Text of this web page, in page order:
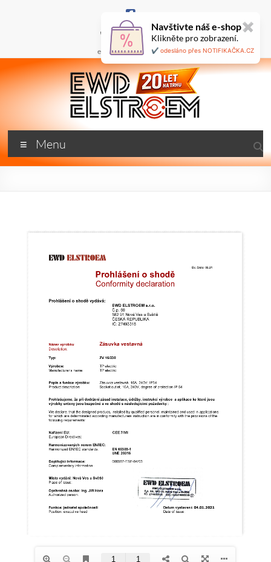
+420 777 687 800
ewd@ewdel.cz
🇬🇧
ewdel.cz
…
Menu
Navštivte náš e-shop✖
Klikněte pro zobrazení.
✔️ odesláno přes NOTIFIKAČKA.CZ